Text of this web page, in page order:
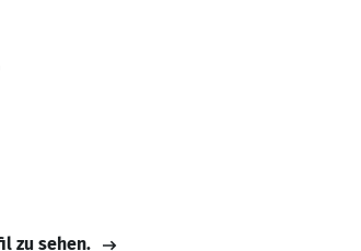
zu sehen.